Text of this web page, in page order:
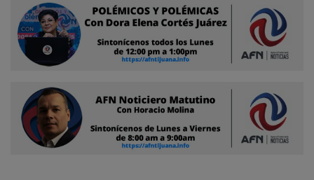
AFN
Ventas
Contacto
Reportero
Ciudadano